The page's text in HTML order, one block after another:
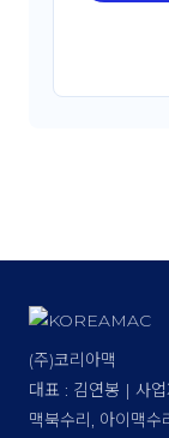
(주)코리아맥
대표 : 김연봉 | 사
맥북수리, 아이맥